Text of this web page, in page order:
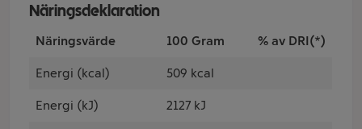
Näringsdeklaration
Näringsvärde 100 Gram % av DRI(*)
Energi (kcal) 509 kcal
Energi (kJ) 2127 kJ